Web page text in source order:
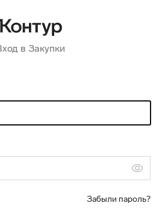
в Закупки
Забыли пароль?